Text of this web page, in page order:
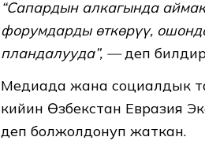
“Сапардын алкагында
форумдарды өткөрүү,
пландалууда”, —деп
Медиада жана социалдык
кийин Өзбекстан Евразия
деп болжолдонуп жаткан.